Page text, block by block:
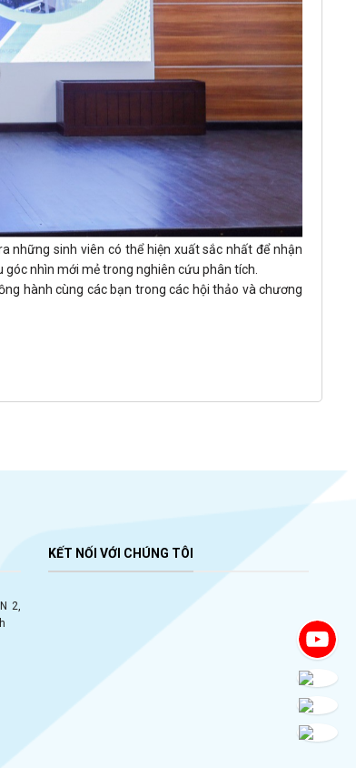
những sinh viên có thể hiện xuất sắc nhất để nhận
nhìn mới mẻ trong nghiên cứu phân tích.
hành cùng các bạn trong các hội thảo và chương
2,
KẾT NỐI VỚI CHÚNG TÔI